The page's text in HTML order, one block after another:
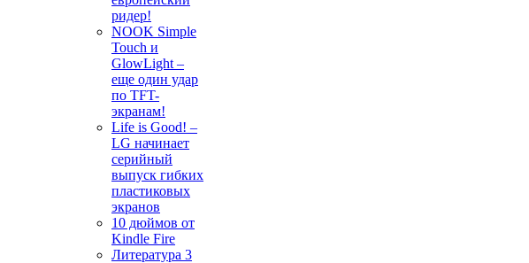
ридер!
NOOK Simple
Touch и
GlowLight –
еще один удар
по TFT-
экранам!
Life is Good! –
LG начинает
серийный
выпуск гибких
пластиковых
экранов
10 дюймов от
Kindle Fire
Литература 3